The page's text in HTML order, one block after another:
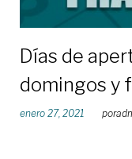
Días de
domingos y
enero 27, 2021 por